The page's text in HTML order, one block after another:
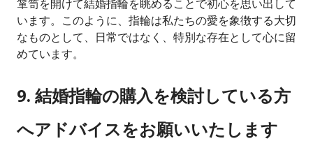
箪笥を開けて結婚指輪を眺めることで初心を思い出して
います。このように、指輪は私たちの愛を象徴する大切
なものとして、日常ではなく、特別な存在として心に留
めています。
9. 結婚指輪の購入を検討している方
へアドバイスをお願いいたします